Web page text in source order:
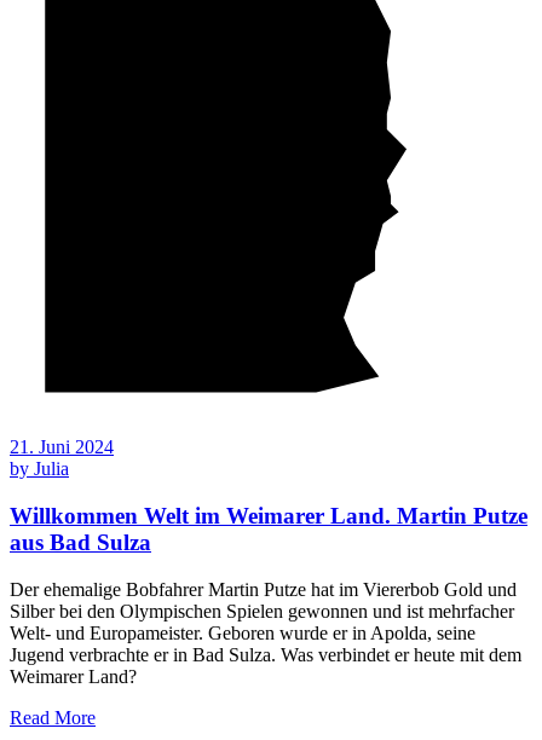
21. Juni 2024
by Julia
Willkommen Welt im Weimarer Land. Martin Putze
aus Bad Sulza
Der ehemalige Bobfahrer Martin Putze hat im Viererbob Gold und
Silber bei den Olympischen Spielen gewonnen und ist mehrfacher
Welt- und Europameister. Geboren wurde er in Apolda, seine
Jugend verbrachte er in Bad Sulza. Was verbindet er heute mit dem
Weimarer Land?
Read More